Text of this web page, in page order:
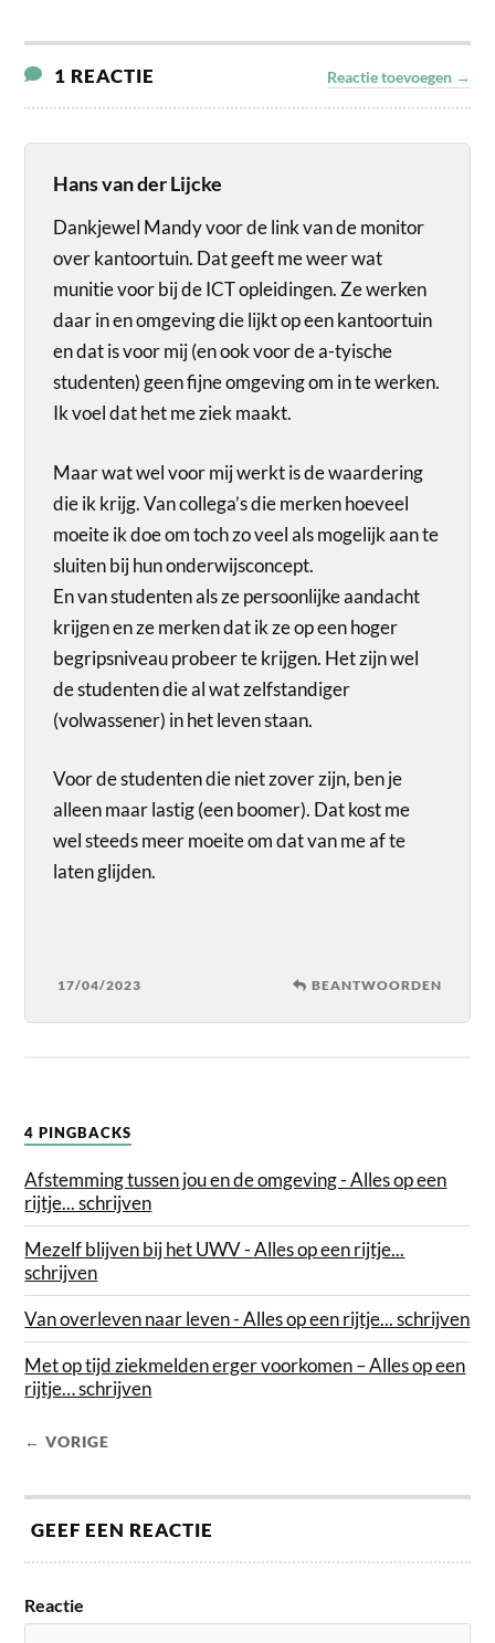
1 REACTIE Reactie toevoegen →
Hans van der Lijcke
Dankjewel Mandy voor de link van de monitor
over kantoortuin. Dat geeft me weer wat
munitie voor bij de ICT opleidingen. Ze werken
daar in en omgeving die lijkt op een kantoortuin
en dat is voor mij (en ook voor de a-tyische
studenten) geen fijne omgeving om in te werken.
Ik voel dat het me ziek maakt.
Maar wat wel voor mij werkt is de waardering
die ik krijg. Van collega’s die merken hoeveel
moeite ik doe om toch zo veel als mogelijk aan te
sluiten bij hun onderwijsconcept.
En van studenten als ze persoonlijke aandacht
krijgen en ze merken dat ik ze op een hoger
begripsniveau probeer te krijgen. Het zijn wel
de studenten die al wat zelfstandiger
(volwassener) in het leven staan.
Voor de studenten die niet zover zijn, ben je
alleen maar lastig (een boomer). Dat kost me
wel steeds meer moeite om dat van me af te
laten glijden.
17/04/2023 BEANTWOORDEN
4 PINGBACKS
Afstemming tussen jou en de omgeving - Alles op een
rijtje... schrijven
Mezelf blijven bij het UWV - Alles op een rijtje...
schrijven
Van overleven naar leven - Alles op een rijtje... schrijven
Met op tijd ziekmelden erger voorkomen – Alles op een
rijtje… schrijven
← VORIGE
GEEF EEN REACTIE
Reactie